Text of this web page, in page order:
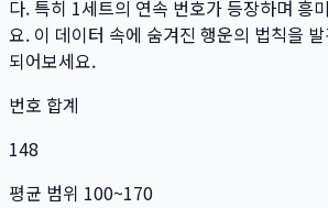
다. 특히 1세트의 연속 번호가 등장하며 흥
요. 이 데이터 속에 숨겨진 행운의 법칙을
되어보세요.
번호 합계
148
평균 범위 100~170